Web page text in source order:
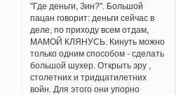
"Где деньги, Зин?". Большой
пацан говорит: деньги сейчас в
деле, по приходу всем отдам,
МАМОЙ КЛЯНУСЬ. Кинуть можно
только одним способом - сделать
большой шухер. Открыть эру ,
столетних и тридцатилетних
войн. Для этого они упорно